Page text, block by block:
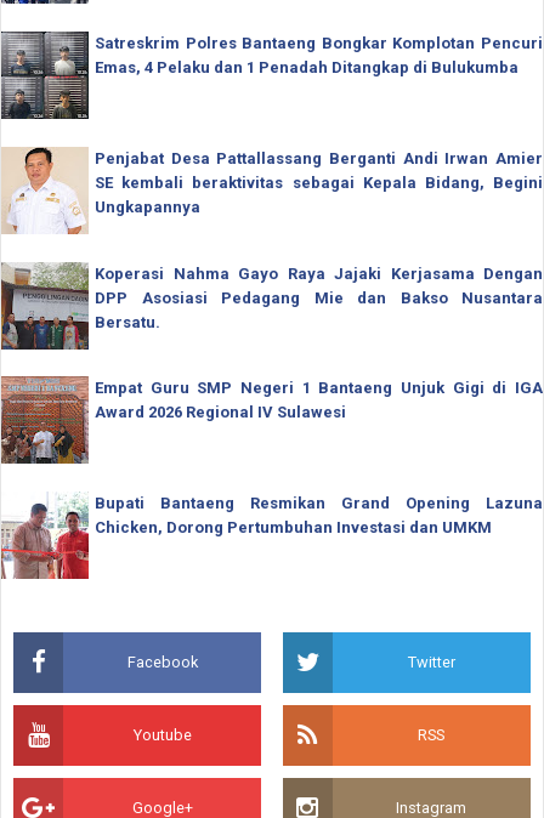
Satreskrim Polres Bantaeng Bongkar Komplotan Pencuri
Emas, 4 Pelaku dan 1 Penadah Ditangkap di Bulukumba
Penjabat Desa Pattallassang Berganti Andi Irwan Amier
SE kembali beraktivitas sebagai Kepala Bidang, Begini
Ungkapannya
Koperasi Nahma Gayo Raya Jajaki Kerjasama Dengan
DPP Asosiasi Pedagang Mie dan Bakso Nusantara
Bersatu.
Empat Guru SMP Negeri 1 Bantaeng Unjuk Gigi di IGA
Award 2026 Regional IV Sulawesi
Bupati Bantaeng Resmikan Grand Opening Lazuna
Chicken, Dorong Pertumbuhan Investasi dan UMKM
Facebook Twitter
Youtube RSS
Google+ Instagram